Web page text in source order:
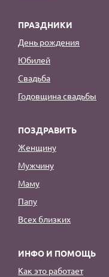
ПРАЗДНИКИ
День рождения
Юбилей
Свадьба
Годовщина свадьбы
ПОЗДРАВИТЬ
Женщину
Мужчину
Маму
Папу
Всех близких
ИНФО И ПОМОЩЬ
Как это работает